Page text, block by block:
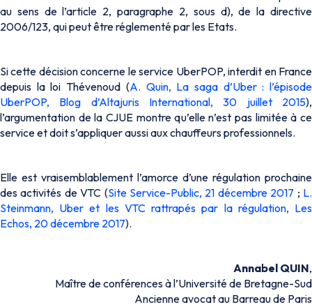
au sens de l’article 2, paragraphe 2, sous d), de la directive
2006/123, qui peut être réglementé par les Etats.
Si cette décision concerne le service UberPOP, interdit en France
depuis la loi Thévenoud (A. Quin, La saga d’Uber : l’épisode
UberPOP, Blog d’Altajuris International, 30 juillet 2015),
l’argumentation de la CJUE montre qu’elle n’est pas limitée à ce
service et doit s’appliquer aussi aux chauffeurs professionnels.
Elle est vraisemblablement l’amorce d’une régulation prochaine
des activités de VTC (Site Service-Public, 21 décembre 2017 ; L.
Steinmann, Uber et les VTC rattrapés par la régulation, Les
Echos, 20 décembre 2017).
Annabel QUIN,
Maître de conférences à l’Université de Bretagne-Sud
Ancienne avocat au Barreau de Paris